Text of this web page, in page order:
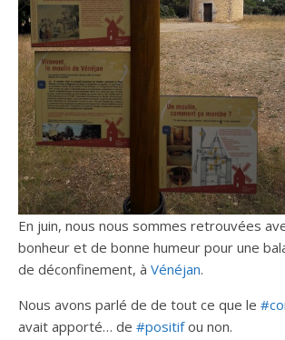
En juin, nous nous sommes retrouvées
bonheur et de bonne humeur pour une
de déconfinement, à Vénéjan.
Nous avons parlé de de tout ce que le
avait apporté… de #positifou non.